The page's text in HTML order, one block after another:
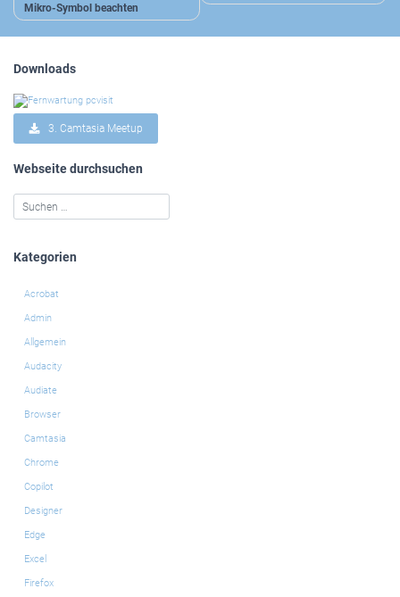
Mikro-Symbol beachten
Downloads
3. Camtasia Meetup
Webseite durchsuchen
Kategorien
Acrobat
Admin
Allgemein
Audacity
Audiate
Browser
Camtasia
Chrome
Copilot
Designer
Edge
Excel
Firefox